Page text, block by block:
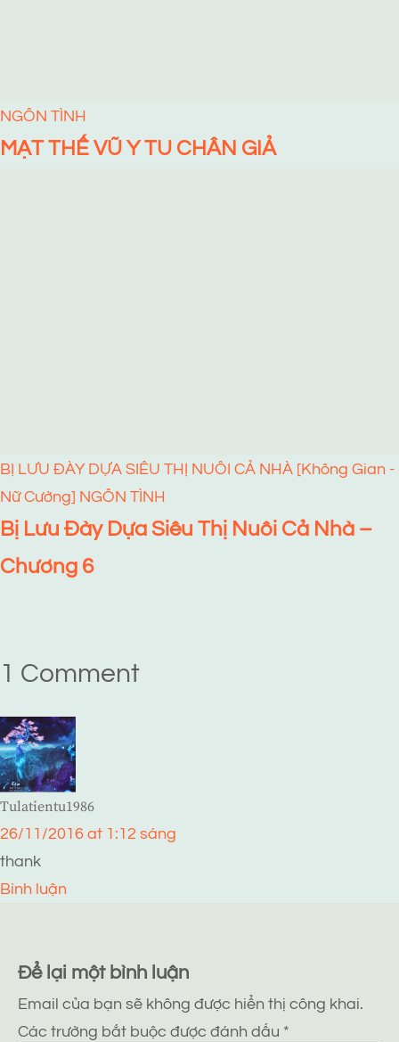
NGÔN TÌNH
MẠT THẾ VŨ Y TU CHÂN GIẢ
BỊ LƯU ĐÀY DỰA SIÊU THỊ NUÔI CẢ NHÀ [Không Gian -
Nữ Cường] NGÔN TÌNH
Bị Lưu Đày Dựa Siêu Thị Nuôi Cả Nhà –
Chương 6
1 Comment
Tulatientu1986
26/11/2016 at 1:12 sáng
thank
Bình luận
Để lại một bình luận
Email của bạn sẽ không được hiển thị công khai.
Các trường bắt buộc được đánh dấu *